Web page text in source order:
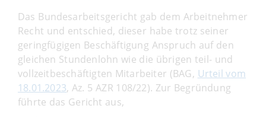
Das Bundesarbeitsgericht gab dem Arbeitnehmer
Recht und entschied, dieser habe trotz seiner
geringfügigen Beschäftigung Anspruch auf den
gleichen Stundenlohn wie die übrigen teil- und
vollzeitbeschäftigten Mitarbeiter (BAG, Urteil vom
18.01.2023, Az. 5 AZR 108/22). Zur Begründung
führte das Gericht aus,